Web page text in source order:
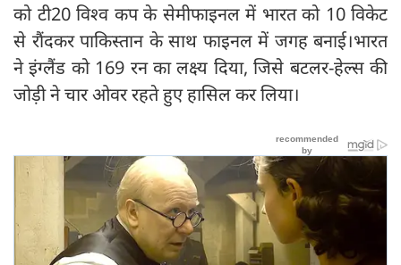
को टी20 विश्व कप के सेमीफाइनल में भारत को 10 विकेट
से रौंदकर पाकिस्तान के साथ फाइनल में जगह बनाई।भारत
ने इंग्लैंड को 169 रन का लक्ष्य दिया, जिसे बटलर-हेल्स की
जोड़ी ने चार ओवर रहते हुए हासिल कर लिया।